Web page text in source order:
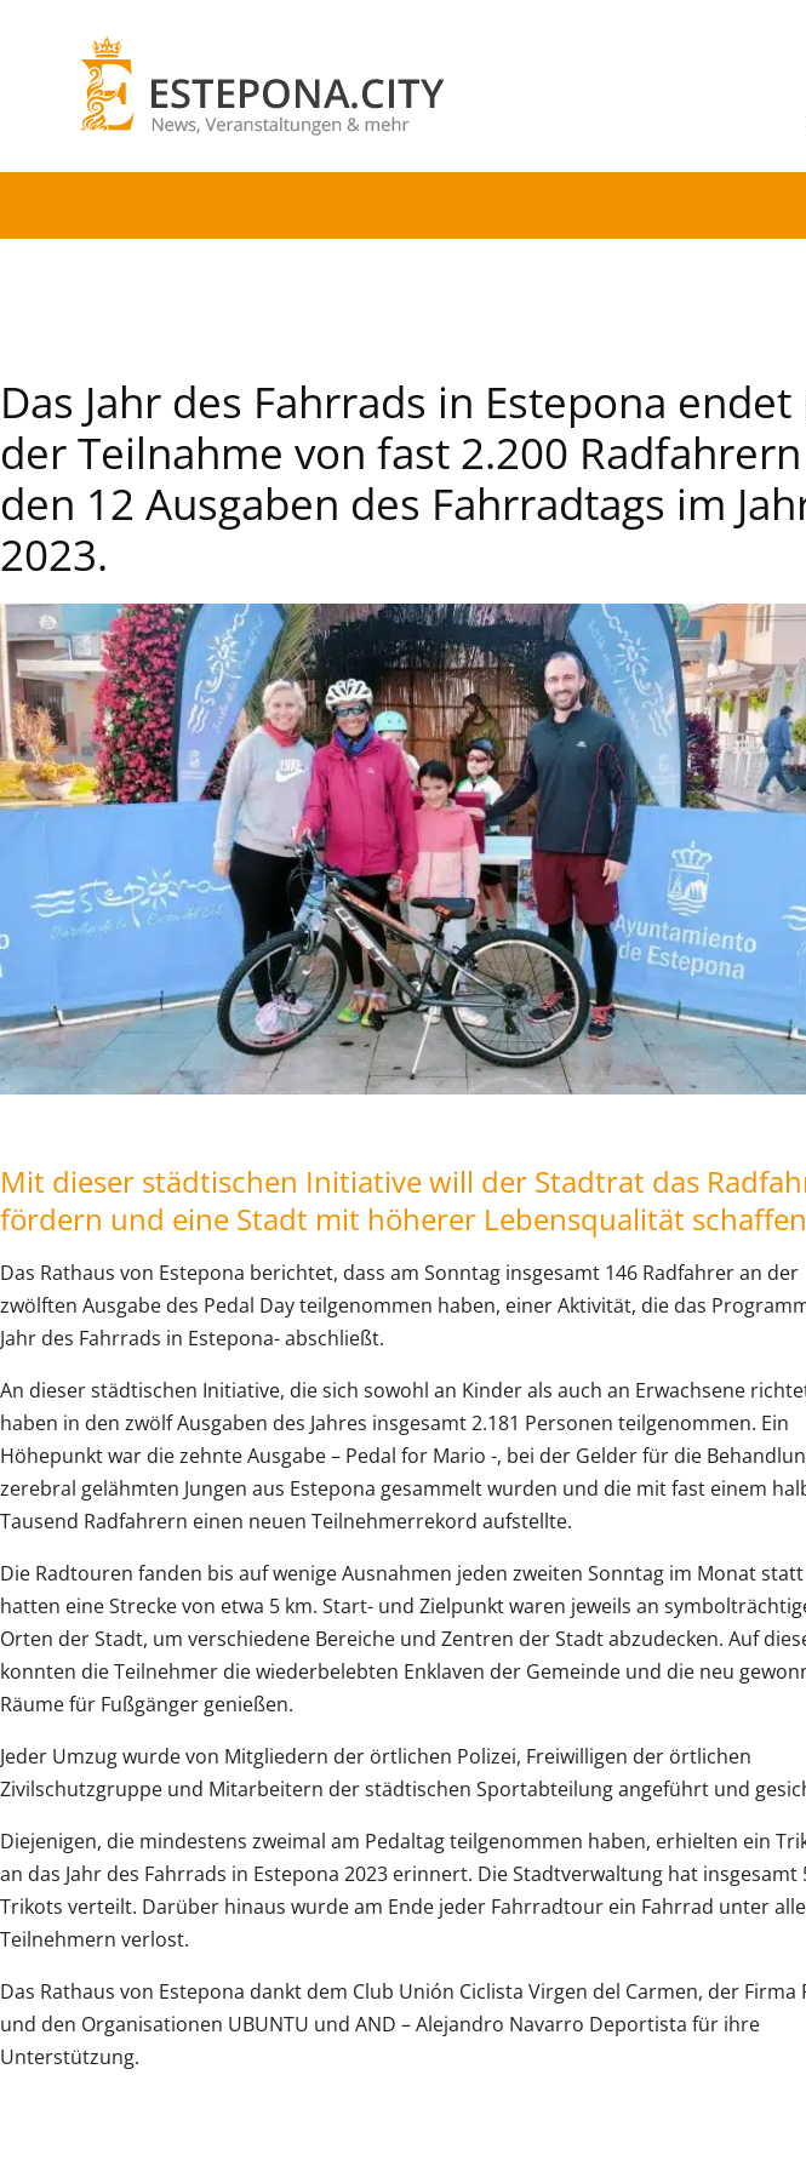
Das Jahr des Fahrrads in Estepona
der Teilnahme von fast 2.200
den 12 Ausgaben des Fahrradtags im
2023.
Mit dieser städtischen Initiative will der Stadtrat das
fördern und eine Stadt mit höherer Lebensqualität
Das Rathaus von Estepona berichtet, dass am Sonntag insgesamt 146 Radfahrer an der
zwölften Ausgabe des Pedal Day teilgenommen haben, einer Aktivität, die das
Jahr des Fahrrads in Estepona- abschließt.
An dieser städtischen Initiative, die sich sowohl an Kinder als auch an Erwachsene
haben in den zwölf Ausgaben des Jahres insgesamt 2.181 Personen teilgenommen. Ein
Höhepunkt war die zehnte Ausgabe – Pedal for Mario -, bei der Gelder für die
zerebral gelähmten Jungen aus Estepona gesammelt wurden und die mit fast einem
Tausend Radfahrern einen neuen Teilnehmerrekord aufstellte.
Die Radtouren fanden bis auf wenige Ausnahmen jeden zweiten Sonntag im Monat
hatten eine Strecke von etwa 5 km. Start- und Zielpunkt waren jeweils an
Orten der Stadt, um verschiedene Bereiche und Zentren der Stadt abzudecken. Auf
konnten die Teilnehmer die wiederbelebten Enklaven der Gemeinde und die neu
Räume für Fußgänger genießen.
Jeder Umzug wurde von Mitgliedern der örtlichen Polizei, Freiwilligen der örtlichen
Zivilschutzgruppe und Mitarbeitern der städtischen Sportabteilung angeführt und
Diejenigen, die mindestens zweimal am Pedaltag teilgenommen haben, erhielten ein
an das Jahr des Fahrrads in Estepona 2023 erinnert. Die Stadtverwaltung hat insgesamt
Trikots verteilt. Darüber hinaus wurde am Ende jeder Fahrradtour ein Fahrrad unter
Teilnehmern verlost.
Das Rathaus von Estepona dankt dem Club Unión Ciclista Virgen del Carmen, der Firma
und den Organisationen UBUNTU und AND – Alejandro Navarro Deportista für ihre
Unterstützung.